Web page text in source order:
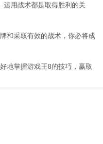
运用战术都是取得胜利的关
和采取有效的战术，你必将成
地掌握游戏王8的技巧，赢取